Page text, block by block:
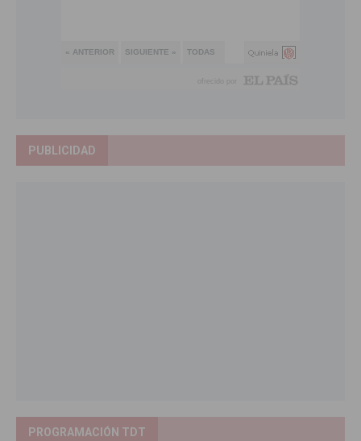
PUBLICIDAD
PROGRAMACIÓN TDT